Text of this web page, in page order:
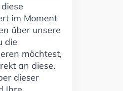
im Moment
über unsere
die
möchtest,
an diese.
dieser